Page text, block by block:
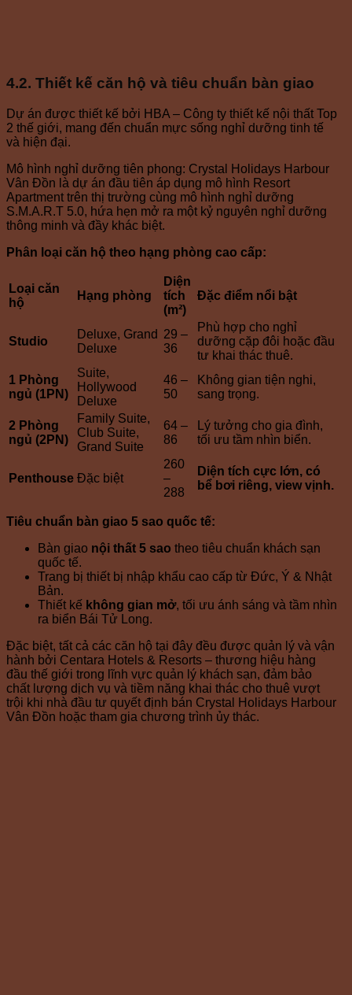
4.2. Thiết kế căn hộ và tiêu chuẩn bàn giao
Dự án được thiết kế bởi HBA – Công ty thiết kế nội thất Top
2 thế giới, mang đến chuẩn mực sống nghỉ dưỡng tinh tế
và hiện đại.
Mô hình nghỉ dưỡng tiên phong: Crystal Holidays Harbour
Vân Đồn là dự án đầu tiên áp dụng mô hình Resort
Apartment trên thị trường cùng mô hình nghỉ dưỡng
S.M.A.R.T 5.0, hứa hẹn mở ra một kỷ nguyên nghỉ dưỡng
thông minh và đầy khác biệt.
Phân loại căn hộ theo hạng phòng cao cấp:
Loại căn
hộ
Hạng phòng
Diện
tích
(m²)
Đặc điểm nổi bật
Studio
Deluxe, Grand
Deluxe
29 –
36
Phù hợp cho nghỉ
dưỡng cặp đôi hoặc đầu
tư khai thác thuê.
1 Phòng
ngủ (1PN)
Suite,
Hollywood
Deluxe
46 –
50
Không gian tiện nghi,
sang trọng.
2 Phòng
ngủ (2PN)
Family Suite,
Club Suite,
Grand Suite
64 –
86
Lý tưởng cho gia đình,
tối ưu tầm nhìn biển.
Penthouse Đặc biệt
260
–
288
Diện tích cực lớn, có
bể bơi riêng, view vịnh.
Tiêu chuẩn bàn giao 5 sao quốc tế:
Bàn giao nội thất 5 sao theo tiêu chuẩn khách sạn
quốc tế.
Trang bị thiết bị nhập khẩu cao cấp từ Đức, Ý & Nhật
Bản.
Thiết kế không gian mở, tối ưu ánh sáng và tầm nhìn
ra biển Bái Tử Long.
Đặc biệt, tất cả các căn hộ tại đây đều được quản lý và vận
hành bởi Centara Hotels & Resorts – thương hiệu hàng
đầu thế giới trong lĩnh vực quản lý khách sạn, đảm bảo
chất lượng dịch vụ và tiềm năng khai thác cho thuê vượt
trội khi nhà đầu tư quyết định bán Crystal Holidays Harbour
Vân Đồn hoặc tham gia chương trình ủy thác.